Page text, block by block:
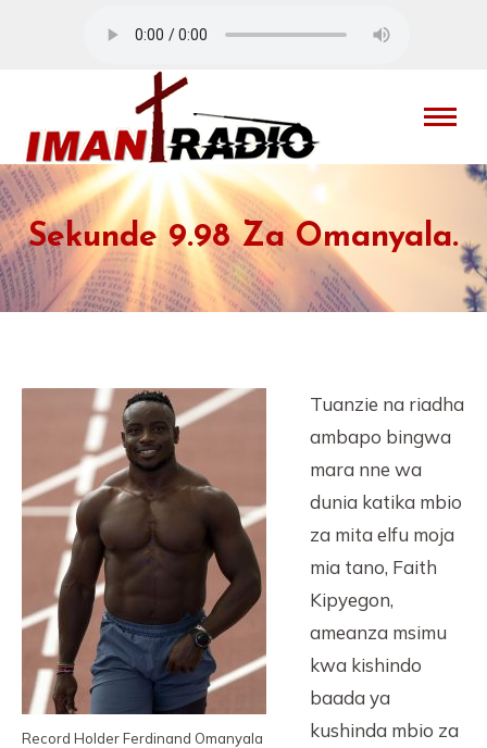
Sekunde 9.98 Za Omanyala.
Record Holder Ferdinand Omanyala
Tuanzie na riadha
ambapo bingwa
mara nne wa
dunia katika mbio
za mita elfu moja
mia tano, Faith
Kipyegon,
ameanza msimu
kwa kishindo
baada ya
kushinda mbio za